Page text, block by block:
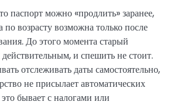
паспорт можно «продлить» заранее,
возрасту возможна только после
До этого момента старый
действительным, и спешить не стоит.
отслеживать даты самостоятельно,
не присылает автоматических
бывает с налогами или